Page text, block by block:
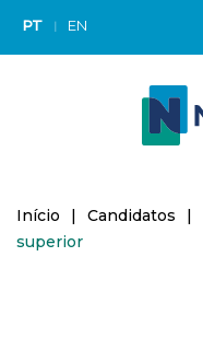
PT EN
Início | Candidatos |
superior